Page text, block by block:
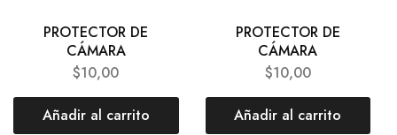
PROTECTOR DE
CÁMARA
$10,00
Añadir al carrito
PROTECTOR DE
CÁMARA
$10,00
Añadir al carrito